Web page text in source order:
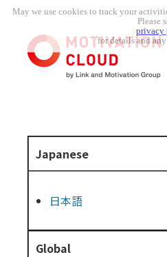
Japanese
日本語
Global
May we use cookies to track your
Please
privacy
for details and